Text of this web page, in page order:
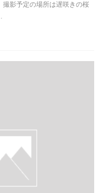
撮影予定の場所は遅咲きの桜